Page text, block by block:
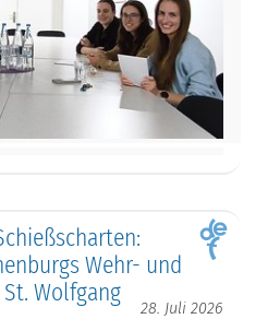
Wehr- und
Wolfgang
28. Juli 2026